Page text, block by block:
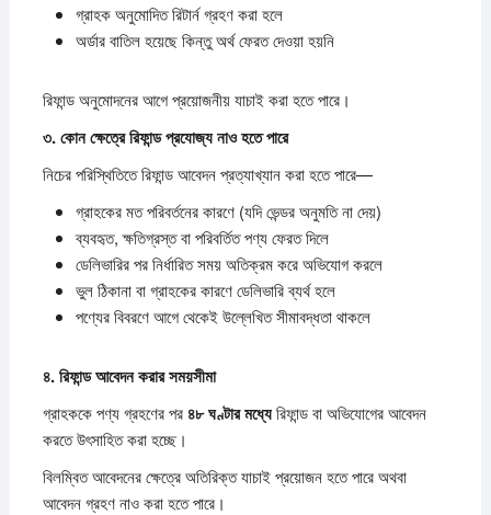
গ্রাহক অনুমোদিত রিটার্ন গ্রহণ করা হলে
অর্ডার বাতিল হয়েছে কিন্তু অর্থ ফেরত দেওয়া হয়নি
রিফান্ড অনুমোদনের আগে প্রয়োজনীয় যাচাই করা হতে পারে।
৩.কোনক্ষেত্রেরিফান্ডপ্রযোজ্যনাওহতেপারে
নিচের পরিস্থিতিতে রিফান্ড আবেদন প্রত্যাখ্যান করা হতে পারে—
গ্রাহকের মত পরিবর্তনের কারণে (যদি ভেন্ডর অনুমতি না দেয়)
ব্যবহৃত, ক্ষতিগ্রস্ত বা পরিবর্তিত পণ্য ফেরত দিলে
ডেলিভারির পর নির্ধারিত সময় অতিক্রম করে অভিযোগ করলে
ভুল ঠিকানা বা গ্রাহকের কারণে ডেলিভারি ব্যর্থ হলে
পণ্যের বিবরণে আগে থেকেই উল্লেখিত সীমাবদ্ধতা থাকলে
৪.রিফান্ডআবেদনকরারসময়সীমা
গ্রাহককে পণ্য গ্রহণের পর ৪৮ঘণ্টারমধ্যেরিফান্ড বা অভিযোগের আবেদন
করতে উৎসাহিত করা হচ্ছে।
বিলম্বিত আবেদনের ক্ষেত্রে অতিরিক্ত যাচাই প্রয়োজন হতে পারে অথবা
আবেদন গ্রহণ নাও করা হতে পারে।